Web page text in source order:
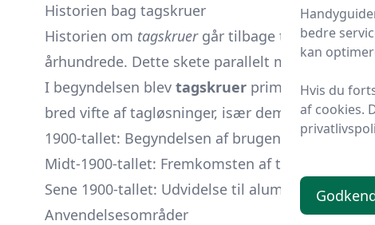
Historien bag tagskruer
Historien om tagskruergår tilbage til
århundrede. Dette skete parallelt med
I begyndelsen blev tagskruer primært brugt
bred vifte af tagløsninger, især dem der
1900-tallet: Begyndelsen af brugen af
Midt-1900-tallet: Fremkomsten af tagskruer til
Sene 1900-tallet: Udvidelse til aluminium og
Anvendelsesområder
bedre
kan
Hvis du
af cookies.